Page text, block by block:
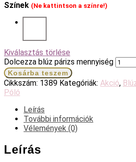
Színek (Ne kattintson a színre!)
Kiválasztás törlése
Dolcezza blúz párizs mennyiség
Kosárba teszem
Cikkszám: 1389 Kategóriák: Akció,
Póló
Leírás
További információk
Vélemények (0)
Leírás